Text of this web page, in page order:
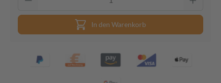
In den Warenkorb